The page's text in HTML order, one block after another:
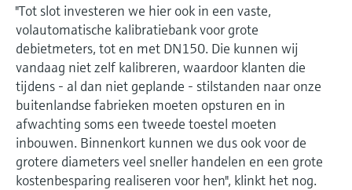
"Tot slot investeren we hier ook in een vaste,
volautomatische kalibratiebank voor grote
debietmeters, tot en met DN150. Die kunnen wij
vandaag niet zelf kalibreren, waardoor klanten die
tijdens - al dan niet geplande - stilstanden naar onze
buitenlandse fabrieken moeten opsturen en in
afwachting soms een tweede toestel moeten
inbouwen. Binnenkort kunnen we dus ook voor de
grotere diameters veel sneller handelen en een grote
kostenbesparing realiseren voor hen", klinkt het nog.